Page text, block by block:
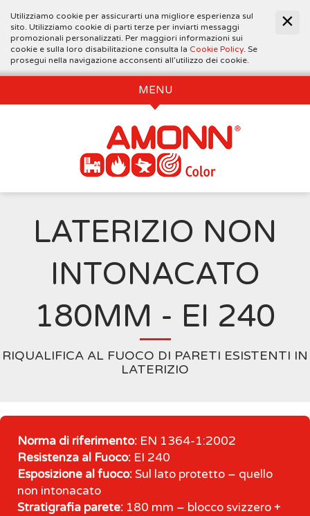
Utilizziamo cookie per assicurarti una migliore esperienza sul
sito. Utilizziamo cookie di parti terze per inviarti messaggi
promozionali personalizzati. Per maggiori informazioni sui
cookie e sulla loro disabilitazione consulta la Cookie Policy. Se
prosegui nella navigazione acconsenti all’utilizzo dei cookie.
MENU
LATERIZIO NON
INTONACATO
180MM - EI 240
RIQUALIFICA AL FUOCO DI PARETI ESISTENTI IN
LATERIZIO
Norma di riferimento: EN 1364-1:2002
Resistenza al Fuoco: EI 240
Esposizione al fuoco:Sul lato protetto – quello
non intonacato
Stratigrafia parete: 180 mm – blocco svizzero +